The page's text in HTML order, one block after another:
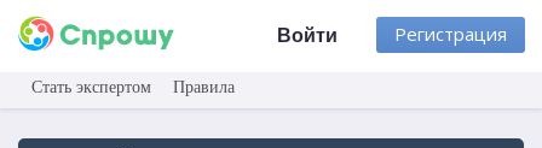
Регистрация
Войти
Стать экспертом Правила